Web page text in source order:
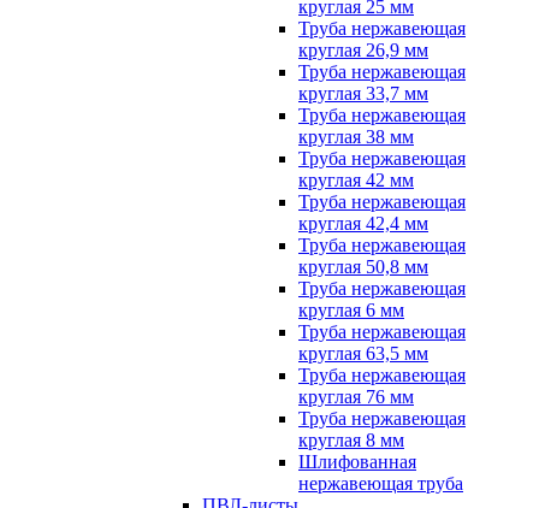
круглая 25 мм
Труба нержавеющая
круглая 26,9 мм
Труба нержавеющая
круглая 33,7 мм
Труба нержавеющая
круглая 38 мм
Труба нержавеющая
круглая 42 мм
Труба нержавеющая
круглая 42,4 мм
Труба нержавеющая
круглая 50,8 мм
Труба нержавеющая
круглая 6 мм
Труба нержавеющая
круглая 63,5 мм
Труба нержавеющая
круглая 76 мм
Труба нержавеющая
круглая 8 мм
Шлифованная
нержавеющая труба